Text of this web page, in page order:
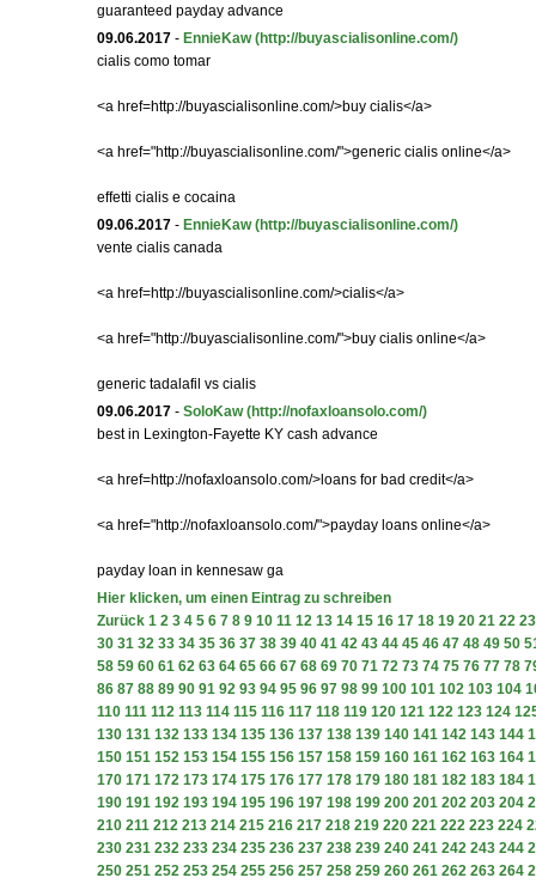
guaranteed payday advance
09.06.2017 - EnnieKaw (http://buyascialisonline.com/)
cialis como tomar
<a href=http://buyascialisonline.com/>buy cialis</a>
<a href="http://buyascialisonline.com/">generic cialis online</a>
effetti cialis e cocaina
09.06.2017 - EnnieKaw (http://buyascialisonline.com/)
vente cialis canada
<a href=http://buyascialisonline.com/>cialis</a>
<a href="http://buyascialisonline.com/">buy cialis online</a>
generic tadalafil vs cialis
09.06.2017 - SoloKaw (http://nofaxloansolo.com/)
best in Lexington-Fayette KY cash advance
<a href=http://nofaxloansolo.com/>loans for bad credit</a>
<a href="http://nofaxloansolo.com/">payday loans online</a>
payday loan in kennesaw ga
Hier klicken, um einen Eintrag zu schreiben
Zurück 1 2 3 4 5 6 7 8 9 10 11 12 13 14 15 16 17 18 19 20 21 22 23
30 31 32 33 34 35 36 37 38 39 40 41 42 43 44 45 46 47 48 49 50
58 59 60 61 62 63 64 65 66 67 68 69 70 71 72 73 74 75 76 77 78
86 87 88 89 90 91 92 93 94 95 96 97 98 99 100 101 102 103 104
110 111 112 113 114 115 116 117 118 119 120 121 122 123 124
130 131 132 133 134 135 136 137 138 139 140 141 142 143 144
150 151 152 153 154 155 156 157 158 159 160 161 162 163 164
170 171 172 173 174 175 176 177 178 179 180 181 182 183 184
190 191 192 193 194 195 196 197 198 199 200 201 202 203 204
210 211 212 213 214 215 216 217 218 219 220 221 222 223 224
230 231 232 233 234 235 236 237 238 239 240 241 242 243 244
250 251 252 253 254 255 256 257 258 259 260 261 262 263 264